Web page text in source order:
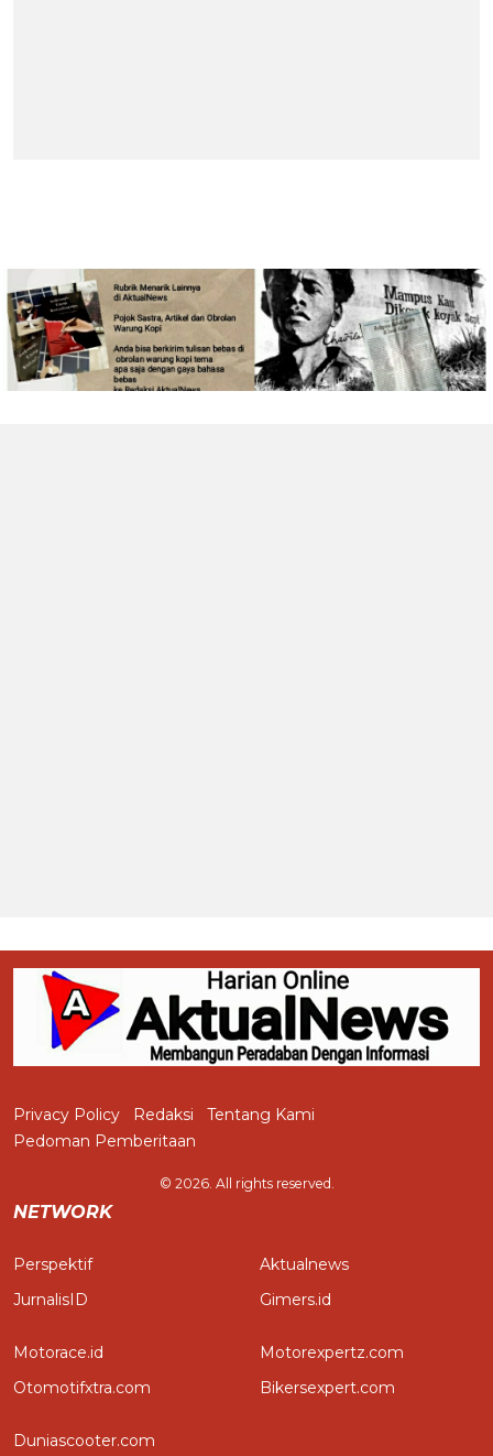
Privacy Policy Redaksi
Tentang Kami
Pedoman Pemberitaan
© 2026. All rights reserved.
NETWORK
Perspektif
JurnalisID
Aktualnews
Gimers.id
Motorace.id
Otomotifxtra.com
Motorexpertz.com
Bikersexpert.com
Duniascooter.com